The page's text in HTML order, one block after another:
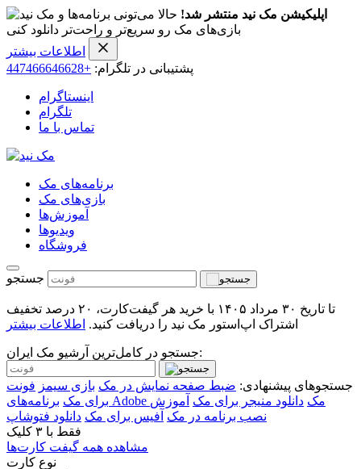
اپلیکیشن مک نید منتشر شد! حالا می‌تونی برنامه‌ها و
بازی‌های مک رو سریع‌تر و راحت‌تر دانلود کنی
اطلاعات بیشتر
پشتیبانی در تلگرام: +447466646628
اینستاگرام
تلگرام
تماس با ما
برنامه‌های مک
بازی‌های مک
آموزش‌ها
ویدیو‌ها
فروشگاه
جستجو
تا تاریخ ۳۰ مرداد ۱۴۰۵ با خرید هر گیفت‌کارت، ۲۰ درصد تخفیف
اشتراک اپ‌استور مک نید را دریافت کنید. اطلاعات بیشتر
جستجو در کامل‌ترین آرشیو مک ایران:
جستجوهای پیشنهادی: ضبط صفحه نمایش در مک بازی سیمز فونت
برای مک
برنامه‌های Adobe مک دانلود منیجر برای مک آموزش
نصب برنامه در مک آفیس برای مک دانلود فتوشاپ
فقط با ۳ کلیک
مشاهده همه گیفت کارت‌ها
نوع کارت